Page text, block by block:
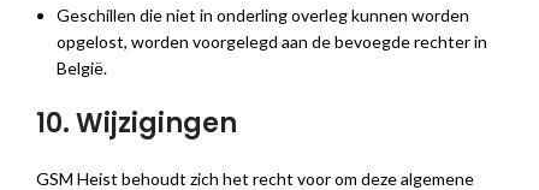
Geschillen die niet in onderling overleg kunnen worden
opgelost, worden voorgelegd aan de bevoegde rechter in
België.
10. Wijzigingen
GSM Heist behoudt zich het recht voor om deze algemene